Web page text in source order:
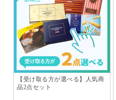
【受け取る方が選べる】人気商
品2点セット